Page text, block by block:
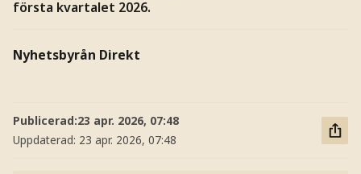
första kvartalet 2026.
Nyhetsbyrån Direkt
Publicerad:23 apr. 2026, 07:48
Uppdaterad: 23 apr. 2026, 07:48